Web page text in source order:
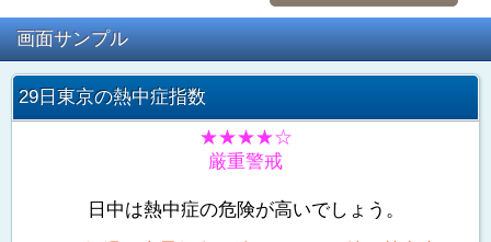
画面サンプル
29日東京の熱中症指数
★★★★☆
厳重警戒
日中は熱中症の危険が高いでしょう。